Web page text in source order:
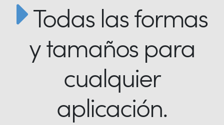
Todas las formas
y tamaños para
cualquier
aplicación.